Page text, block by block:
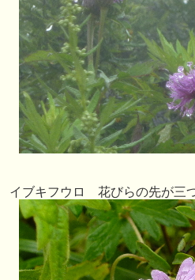
イブキフウロ 花びらの先が三